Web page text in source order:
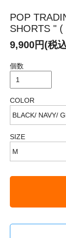
POP
SHORTS " (
9,900円(税
個数
COLOR
SIZE